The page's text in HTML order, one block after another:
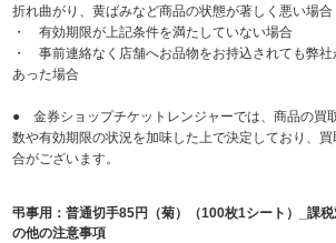
折れ曲がり、黄ばみなど商品の状態が著しく悪い場合
・ 有効期限が上記条件を満たしていない場合
・ 事前連絡なく店舗へお品物をお持込されても弊
あった場合
● 金券ショップチケットレンジャーでは、商品の買
数や有効期限の状況を加味した上で決定しており、
合がございます。
弔事用：普通切手85円（菊）（100枚1シート）_課
の他の注意事項